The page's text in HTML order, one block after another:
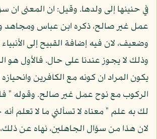
في حنينها إلى ولدها. وقيل: ان المعنى ان
عمل غير صالح، ذكره ابن عباس ومجاهد
وضعيف، لان فيه إضافة القبيح إلى
وذلك لا يجوز عندنا على حال. فالأول هو
يكون المراد ان كونه مع الكافرين
الركوب مع نوح عمل غير صالح. وقوله "
لك به علم " معناه لا تسألني ما لا تعلم
لان هذا من سؤال الجاهلين، نهاه عن